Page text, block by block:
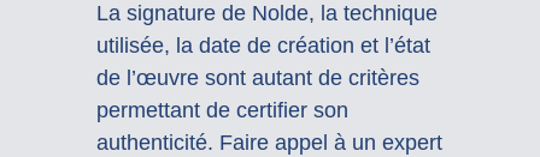
La signature de Nolde, la technique
utilisée, la date de création et l’état
de l’œuvre sont autant de critères
permettant de certifier son
authenticité. Faire appel à un expert